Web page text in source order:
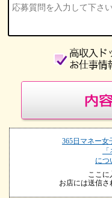
365日マネー女
につ
ここに
お店には送信さ